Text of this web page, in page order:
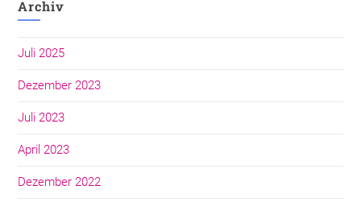
Archiv
Juli 2025
Dezember 2023
Juli 2023
April 2023
Dezember 2022